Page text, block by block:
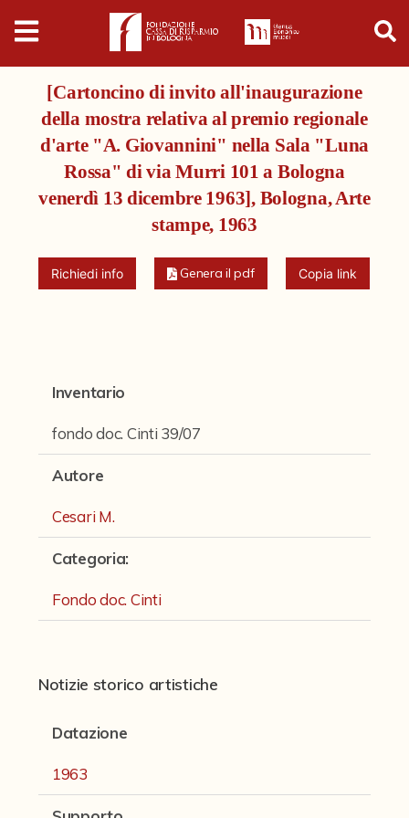
Digital
Humanities
Donazioni
Pubblicazioni
Arti Applicate
Aemilia Ars
Collezione Matteuzzi
Fondo doc. Cinti
Ex libris Cavalieri
Fondi Fotografici
Fotografia e Nuovi Media
[Cartoncino di invito all'inaugurazione
della mostra relativa al premio regionale
d'arte "A. Giovannini" nella Sala "Luna
Rossa" di via Murri 101 a Bologna
venerdì 13 dicembre 1963], Bologna, Arte
stampe, 1963
Richiedi info Genera il pdf Copia link
Inventario
fondo doc. Cinti 39/07
Autore
Cesari M.
Categoria:
Fondo doc. Cinti
Notizie storico artistiche
Datazione
1963